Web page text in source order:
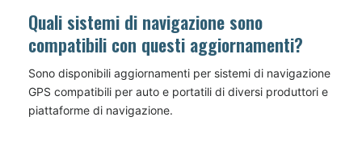
Quali sistemi di navigazione sono
compatibili con questi aggiornamenti?
Sono disponibili aggiornamenti per sistemi di navigazione
GPS compatibili per auto e portatili di diversi produttori e
piattaforme di navigazione.